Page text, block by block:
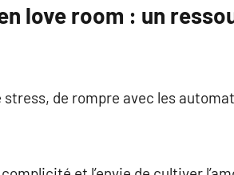
love room : un
stress, de rompre avec les